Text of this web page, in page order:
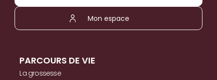
Mon espace
PARCOURS DE VIE
La grossesse